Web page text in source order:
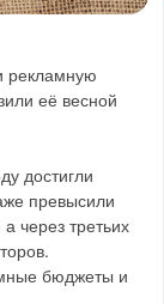
рекламную
её весной
достигли
превысили
через третьих
бюджеты и